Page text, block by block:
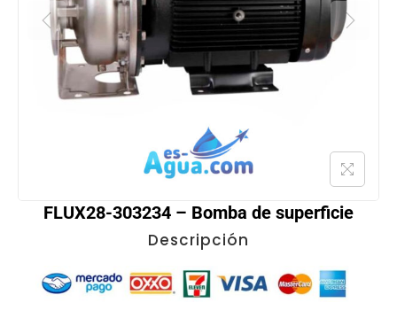
FLUX28-303234 – Bomba de superficie
Descripción